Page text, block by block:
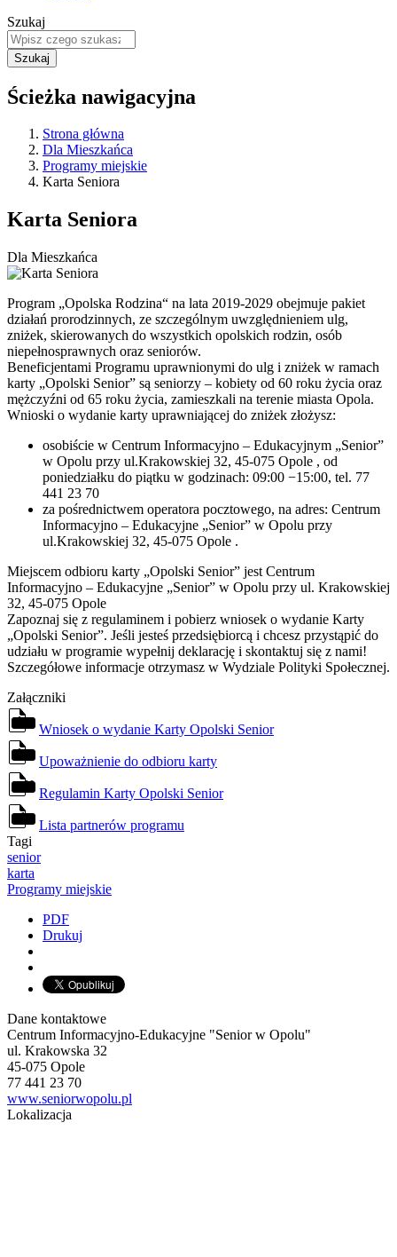
Szukaj
Ścieżka nawigacyjna
Strona główna
Dla Mieszkańca
Programy miejskie
Karta Seniora
Karta Seniora
Dla Mieszkańca
Program „Opolska Rodzina“ na lata 2019-2029 obejmuje pakiet
działań prorodzinnych, ze szczególnym uwzględnieniem ulg,
zniżek, skierowanych do wszystkich opolskich rodzin, osób
niepełnosprawnych oraz seniorów.
Beneficjentami Programu uprawnionymi do ulg i zniżek w ramach
karty „Opolski Senior” są seniorzy – kobiety od 60 roku życia oraz
mężczyźni od 65 roku życia, zamieszkali na terenie miasta Opola.
Wnioski o wydanie karty uprawniającej do zniżek złożysz:
osobiście w Centrum Informacyjno – Edukacyjnym „Senior”
w Opolu przy ul.Krakowskiej 32, 45-075 Opole , od
poniedziałku do piątku w godzinach: 09:00 −15:00, tel. 77
441 23 70
za pośrednictwem operatora pocztowego, na adres: Centrum
Informacyjno – Edukacyjne „Senior” w Opolu przy
ul.Krakowskiej 32, 45-075 Opole .
Miejscem odbioru karty „Opolski Senior” jest Centrum
Informacyjno – Edukacyjne „Senior” w Opolu przy ul. Krakowskiej
32, 45-075 Opole
Zapoznaj się z regulaminem i pobierz wniosek o wydanie Karty
„Opolski Senior”. Jeśli jesteś przedsiębiorcą i chcesz przystąpić do
udziału w programie wypełnij deklarację i skontaktuj się z nami!
Szczegółowe informacje otrzymasz w Wydziale Polityki Społecznej.
Załączniki
doc
Wniosek o wydanie Karty Opolski Senior
docx
Upoważnienie do odbioru karty
pdf
Regulamin Karty Opolski Senior
xlsx
Lista partnerów programu
Tagi
senior
karta
Programy miejskie
PDF
Drukuj
Dane kontaktowe
Centrum Informacyjno-Edukacyjne "Senior w Opolu"
ul. Krakowska 32
45-075 Opole
77 441 23 70
www.seniorwopolu.pl
Lokalizacja